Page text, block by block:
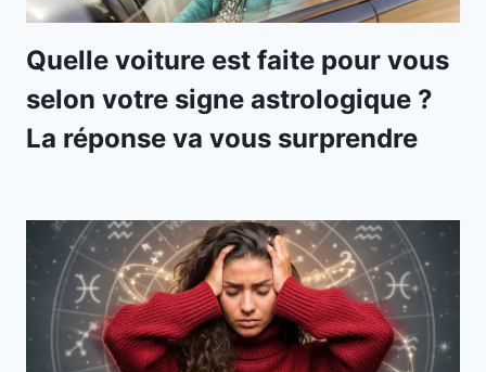
Quelle voiture est faite pour vous
selon votre signe astrologique ?
La réponse va vous surprendre